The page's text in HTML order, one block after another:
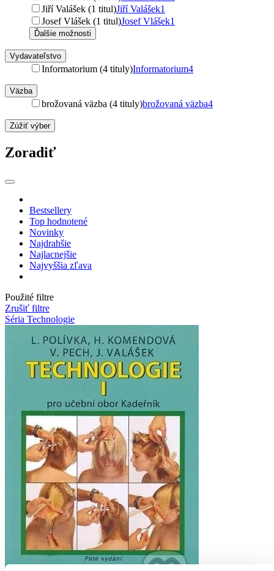
Jiří Valášek (1 titul)Jiří Valášek1
Josef Vlášek (1 titul)Josef Vlášek1
Ďalšie možnosti
Vydavateľstvo
Informatorium (4 tituly)Informatorium4
Väzba
brožovaná väzba (4 tituly)brožovaná väzba4
Zúžiť výber
Zoradiť
Bestsellery
Top hodnotené
Novinky
Najdrahšie
Najlacnejšie
Najvyššia zľava
Použité filtre
Zrušiť filtre
Séria Technologie